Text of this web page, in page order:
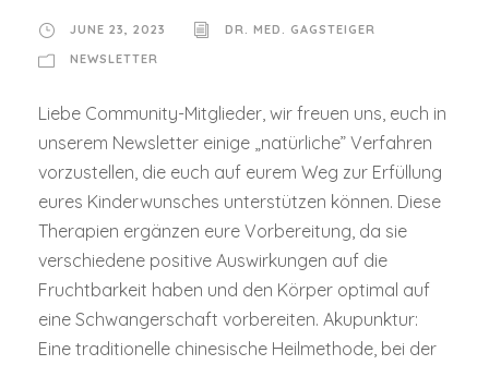
JUNE 23, 2023
DR. MED. GAGSTEIGER
NEWSLETTER
Liebe Community-Mitglieder, wir freuen uns, euch in
unserem Newsletter einige „natürliche” Verfahren
vorzustellen, die euch auf eurem Weg zur Erfüllung
eures Kinderwunsches unterstützen können. Diese
Therapien ergänzen eure Vorbereitung, da sie
verschiedene positive Auswirkungen auf die
Fruchtbarkeit haben und den Körper optimal auf
eine Schwangerschaft vorbereiten. Akupunktur:
Eine traditionelle chinesische Heilmethode, bei der